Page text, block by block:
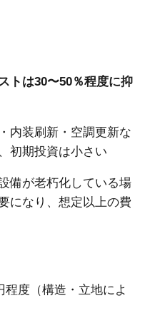
トは30〜50％程度に抑
内装刷新・空調更新な
初期投資は小さい
備が老朽化している場
になり、想定以上の費
程度（構造・立地によ